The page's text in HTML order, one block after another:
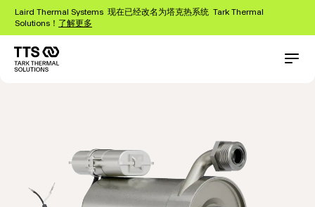
到
Laird Thermal Systems 现在已经改名为塔克热系统 Tark Thermal
Solutions！ 了解更多
Products